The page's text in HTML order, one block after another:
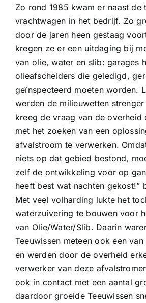
Zo rond 1985 kwam er naast de
vrachtwagen in het bedrijf. Zo
door de jaren heen gestaag
kregen ze er een uitdaging bij
van olie, water en slib: garages
olieafscheiders die geledigd,
geïnspecteerd moeten worden.
werden de milieuwetten strenger
kreeg de vraag van de overheid
met het zoeken van een
afvalstroom te verwerken.
niets op dat gebied bestond,
zelf de ontwikkeling voor op
heeft best wat nachten gekost!”
Met veel volharding lukte het
waterzuivering te bouwen voor
van Olie/Water/Slib. Daarin
Teeuwissen meteen ook een
en werden door de overheid
verwerker van deze
ook in contact met een aantal
daardoor groeide Teeuwissen